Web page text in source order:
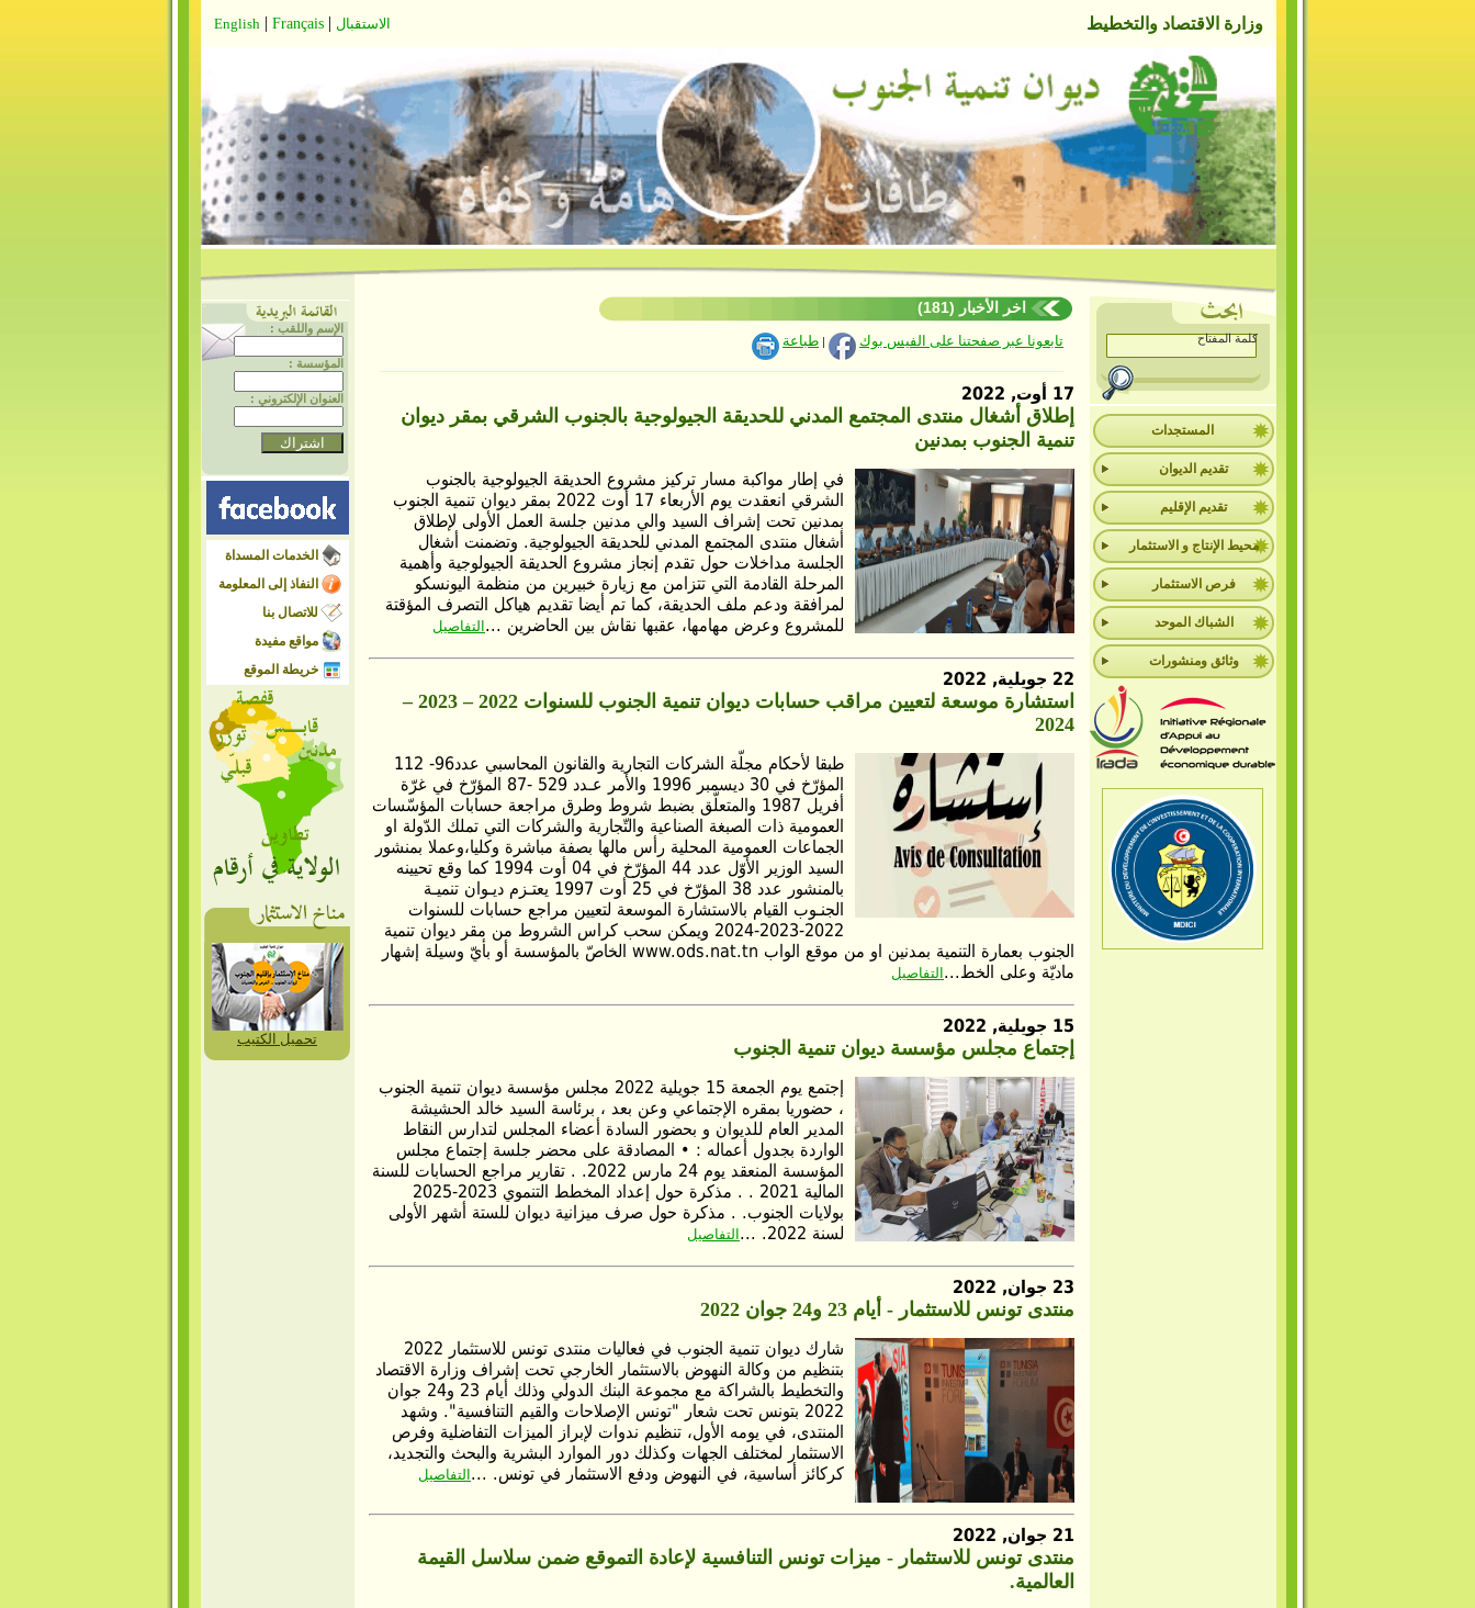
وزارة الاقتصاد والتخطيط الاستقبال |
English | Français
المستجدات
تقديم الديوان
تقديم الإقليم
محيط الإنتاج و الاستثمار
فرص الاستثمار
الشباك الموحد
وثائق ومنشورات
اخر الأخبار (181)
تابعونا عبر صفحتنا على الفيس بوك | طباعة
17 أوت, 2022
إطلاق أشغال منتدى المجتمع المدني للحديقة الجيولوجية بالجنوب الشرقي بمقر ديوان
تنمية الجنوب بمدنين
في إطار مواكبة مسار تركيز مشروع الحديقة الجيولوجية بالجنوب
الشرقي انعقدت يوم الأربعاء 17 أوت 2022 بمقر ديوان تنمية الجنوب
بمدنين تحت إشراف السيد والي مدنين جلسة العمل الأولى لإطلاق
أشغال منتدى المجتمع المدني للحديقة الجيولوجية. وتضمنت أشغال
الجلسة مداخلات حول تقدم إنجاز مشروع الحديقة الجيولوجية وأهمية
المرحلة القادمة التي تتزامن مع زيارة خبيرين من منظمة اليونسكو
لمرافقة ودعم ملف الحديقة، كما تم أيضا تقديم هياكل التصرف المؤقتة
للمشروع وعرض مهامها، عقبها نقاش بين الحاضرين ... التفاصيل
22 جويلية, 2022
استشارة موسعة لتعيين مراقب حسابات ديوان تنمية الجنوب للسنوات 2022 – 2023 –
2024
طبقا لأحكام مجلّة الشركات التجارية والقانون المحاسبي عدد96- 112
المؤرّخ في 30 ديسمبر 1996 والأمر عـدد 529 -87 المؤرّخ في غرّة
أفريل 1987 والمتعلّق بضبط شروط وطرق مراجعة حسابات المؤسّسات
العمومية ذات الصبغة الصناعية والتّجارية والشركات التي تملك الدّولة او
الجماعات العمومية المحلية رأس مالها بصفة مباشرة وكليا،وعملا بمنشور
السيد الوزير الأوّل عدد 44 المؤرّخ في 04 أوت 1994 كما وقع تحيينه
بالمنشور عدد 38 المؤرّخ في 25 أوت 1997 يعتـزم ديـوان تنميـة
الجنـوب القيام بالاستشارة الموسعة لتعيين مراجع حسابات للسنوات
2022-2023-2024 ويمكن سحب كراس الشروط من مقر ديوان تنمية
الجنوب بعمارة التنمية بمدنين او من موقع الواب www.ods.nat.tn الخاصّ بالمؤسسة أو بأيّ وسيلة إشهار
ماديّة وعلى الخط... التفاصيل
15 جويلية, 2022
إجتماع مجلس مؤسسة ديوان تنمية الجنوب
إجتمع يوم الجمعة 15 جويلية 2022 مجلس مؤسسة ديوان تنمية الجنوب
، حضوريا بمقره الإجتماعي وعن بعد ، برئاسة السيد خالد الحشيشة
المدير العام للديوان و بحضور السادة أعضاء المجلس لتدارس النقاط
الواردة بجدول أعماله : • المصادقة على محضر جلسة إجتماع مجلس
المؤسسة المنعقد يوم 24 مارس 2022. . تقارير مراجع الحسابات للسنة
المالية 2021 . . مذكرة حول إعداد المخطط التنموي 2023-2025
بولايات الجنوب. . مذكرة حول صرف ميزانية ديوان للستة أشهر الأولى
لسنة 2022. ...
التفاصيل
23 جوان, 2022
منتدى تونس للاستثمار - أيام 23 و24 جوان 2022
شارك ديوان تنمية الجنوب في فعاليات منتدى تونس للاستثمار 2022
بتنظيم من وكالة النهوض بالاستثمار الخارجي تحت إشراف وزارة الاقتصاد
والتخطيط بالشراكة مع مجموعة البنك الدولي وذلك أيام 23 و24 جوان
2022 بتونس تحت شعار "تونس الإصلاحات والقيم التنافسية". وشهد
المنتدى، في يومه الأول، تنظيم ندوات لإبراز الميزات التفاضلية وفرص
الاستثمار لمختلف الجهات وكذلك دور الموارد البشرية والبحث والتجديد،
كركائز أساسية، في النهوض ودفع الاستثمار في تونس. ... التفاصيل
21 جوان, 2022
منتدى تونس للاستثمار - ميزات تونس التنافسية لإعادة التموقع ضمن سلاسل القيمة
العالمية.
الإسم واللقب :
المؤسسة :
العنوان الإلكتروني :
الخدمات المسداة
النفاذ إلى المعلومة
للاتصال بنا
مواقع مفيدة
خريطة الموقع
تحميل الكتيب